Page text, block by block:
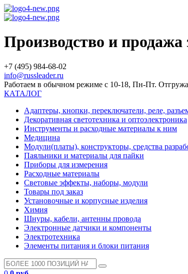
Производство и
+7 (495) 984-68-02
info@russleader.ru
Работаем в обычном режиме с 10-18, Пн-Пт.
КАТАЛОГ
Адаптеры, кнопки, переключатели, реле,
Декоративная светотехника и оптоэлектроника
Инструменты и расходные материалы к ним
Медицина
Модули(платы), конструкторы, средства
Паяльники и материалы для пайки
Приборы для измерения
Расходные материалы
Световые эффекты, наборы, модули
Товары под заказ
Установочные и корпусные изделия
Химия
Шнуры, кабели, антенны провода
Электронные датчики и компоненты
Электротехника
Элементы питания и блоки питания